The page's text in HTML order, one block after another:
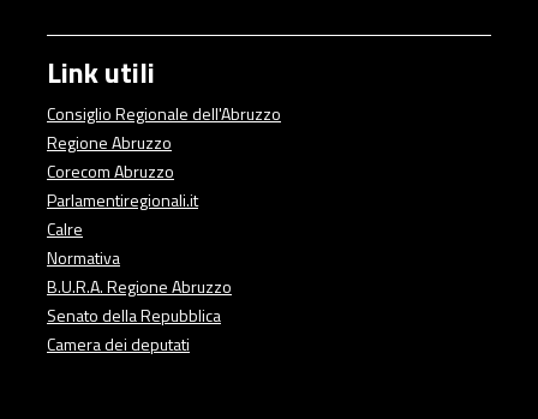
Link utili
Consiglio Regionale dell'Abruzzo
Regione Abruzzo
Corecom Abruzzo
Parlamentiregionali.it
Calre
Normativa
B.U.R.A. Regione Abruzzo
Senato della Repubblica
Camera dei deputati